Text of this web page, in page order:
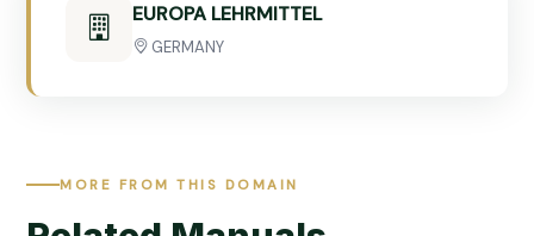
EUROPA LEHRMITTEL
GERMANY
MORE FROM THIS DOMAIN